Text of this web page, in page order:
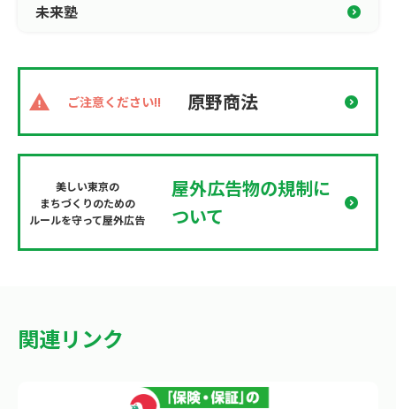
未来塾
ご注意ください!! 原野商法
美しい東京の
まちづくりのための
ルールを守って屋外広告
屋外広告物の規制に
ついて
関連リンク